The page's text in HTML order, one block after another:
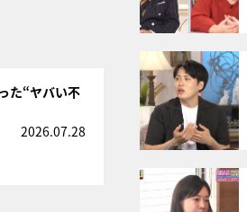
た“ヤバい不
2026.07.28